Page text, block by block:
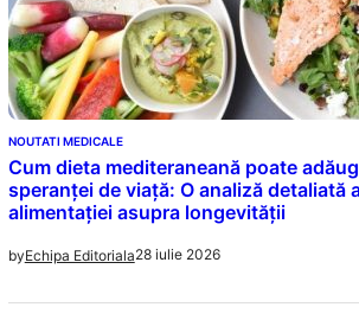
NOUTATI MEDICALE
Cum dieta mediteraneană poate
speranței de viață: O analiză detaliată
alimentației asupra longevității
byEchipa Editoriala28 iulie 2026